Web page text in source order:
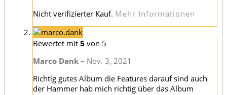
Nicht verifizierter Kauf. Mehr Informationen
Bewertet mit 5 von 5
Marco Dank – Nov. 3, 2021
Richtig gutes Album die Features darauf sind auch
der Hammer hab mich richtig über das Album